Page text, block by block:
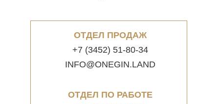
ОТДЕЛ ПРОДАЖ
+7 (3452) 51-80-34
INFO@ONEGIN.LAND
ОТДЕЛ ПО РАБОТЕ